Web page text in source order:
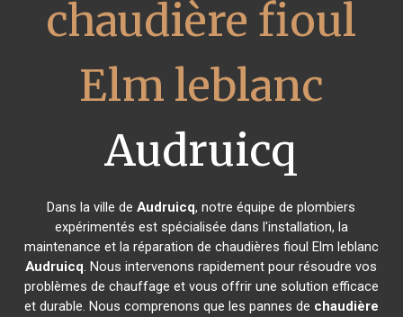
chaudière fioul
Elm leblanc
Audruicq
Dans la ville deAudruicq, notre équipe de plombiers
expérimentés est spécialisée dans l'installation, la
maintenance et la réparation de chaudières fioul Elm leblanc
Audruicq. Nous intervenons rapidement pour résoudre vos
problèmes de chauffage et vous offrir une solution efficace
et durable. Nous comprenons que les pannes de chaudière